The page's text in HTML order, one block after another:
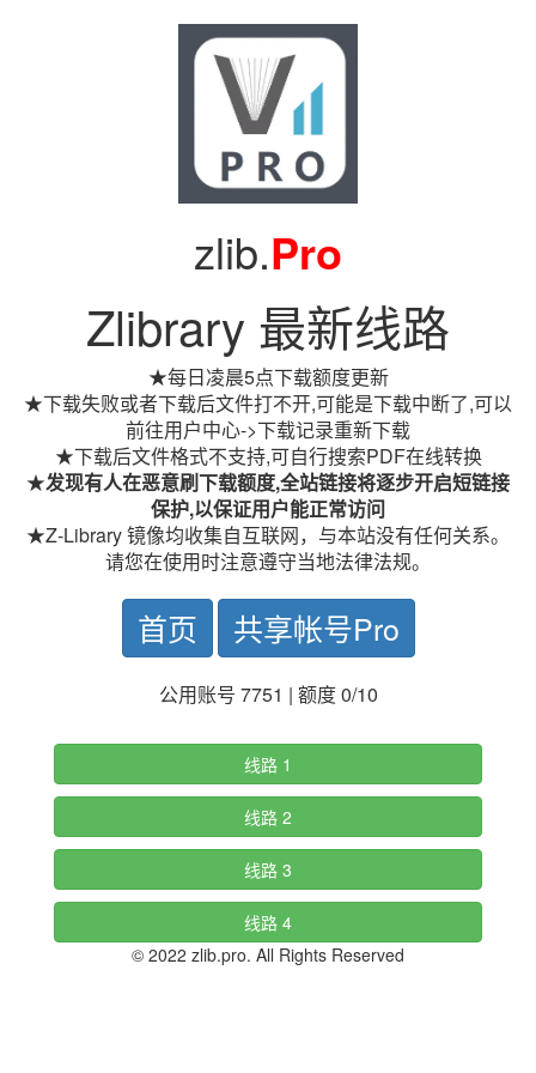
zlib.Pro
Zlibrary 最新线路
★每日凌晨5点下载额度更新
★下载失败或者下载后文件打不开,可能是下载中断了,可以
前往用户中心->下载记录重新下载
★下载后文件格式不支持,可自行搜索PDF在线转换
★发现有人在恶意刷下载额度,全站链接将逐步开启短链接
保护,以保证用户能正常访问
★Z-Library 镜像均收集自互联网，与本站没有任何关系。
请您在使用时注意遵守当地法律法规。
首页 共享帐号Pro
公用账号 7751 | 额度 0/10
线路 1
线路 2
线路 3
线路 4
© 2022 zlib.pro. All Rights Reserved